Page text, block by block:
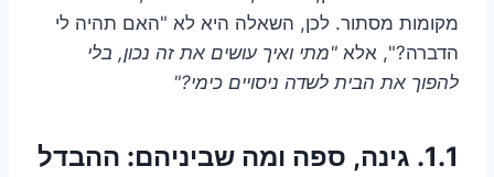
מקומות מסתור. לכן, השאלה היא לא "האם תהיה לי
הדברה?", אלא "מתי ואיך עושים את זה נכון, בלי
להפוך את הבית לשדה ניסויים כימי?"
1.1. גינה, ספה ומה שביניהם: ההבדל